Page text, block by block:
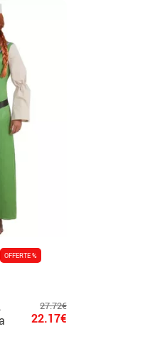
OFFERTE %
27.72€
22.17€